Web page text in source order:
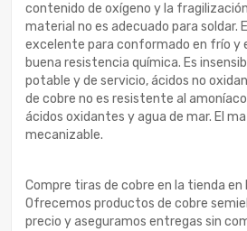
contenido de oxígeno y la
material no es adecuado para soldar.
excelente para conformado en frío y
buena resistencia química. Es
potable y de servicio, ácidos no
de cobre no es resistente al
ácidos oxidantes y agua de mar. El
mecanizable.
Compre tiras de cobre en la tienda en
Ofrecemos productos de cobre
precio y aseguramos entregas sin